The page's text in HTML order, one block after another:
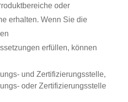
oder
erhalten. Wenn Sie die
erfüllen, können
und Zertifizierungsstelle,
oder Zertifizierungsstelle